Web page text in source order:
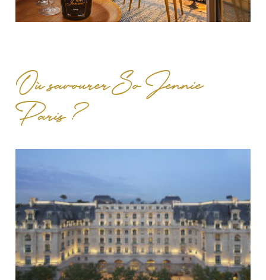
Où savourer So Jennie
Paris ?